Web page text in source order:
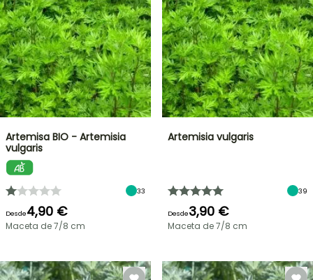
Artemisa BIO - Artemisia
vulgaris
33
Desde4,90 €
Maceta de 7/8 cm
Artemisia vulgaris
39
Desde3,90 €
Maceta de 7/8 cm